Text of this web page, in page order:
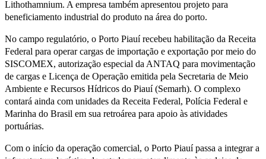
Lithothamnium. A empresa também apresentou projeto para
beneficiamento industrial do produto na área do porto.
No campo regulatório, o Porto Piauí recebeu habilitação da Receita
Federal para operar cargas de importação e exportação por meio do
SISCOMEX, autorização especial da ANTAQ para movimentação
de cargas e Licença de Operação emitida pela Secretaria de Meio
Ambiente e Recursos Hídricos do Piauí (Semarh). O complexo
contará ainda com unidades da Receita Federal, Polícia Federal e
Marinha do Brasil em sua retroárea para apoio às atividades
portuárias.
Com o início da operação comercial, o Porto Piauí passa a integrar a